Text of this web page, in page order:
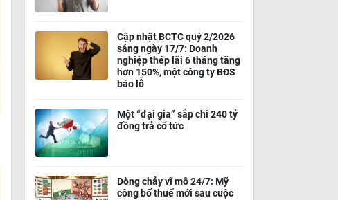
Cập nhật BCTC quý 2/2026
sáng ngày 17/7: Doanh
nghiệp thép lãi 6 tháng tăng
hơn 150%, một công ty BĐS
báo lỗ
Một “đại gia” sắp chi 240 tỷ
đồng trả cổ tức
Dòng chảy vĩ mô 24/7: Mỹ
công bố thuế mới sau cuộc